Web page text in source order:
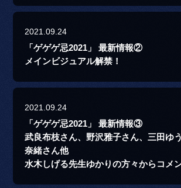
2021.09.24
「ゲゲゲ忌2021」 最新情報②
メインビジュアル解禁！
2021.09.24
「ゲゲゲ忌2021」 最新情報③
武良布枝さん、野沢雅子さん、三田ゆ
奈緒さん他
水木しげる先生ゆかりの方々からコメ